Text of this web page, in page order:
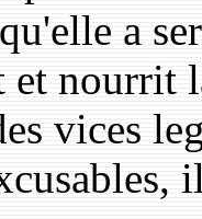
a
nourrit
vices